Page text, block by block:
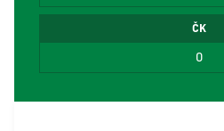
ČK
0